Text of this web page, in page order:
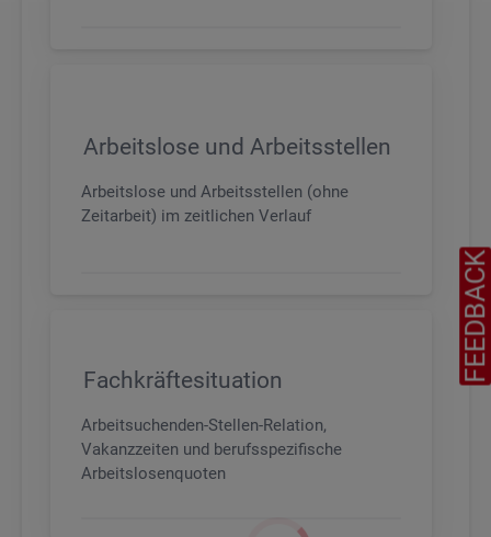
Arbeitslose und Arbeitsstellen
Arbeitslose und Arbeitsstellen (ohne
Zeitarbeit) im zeitlichen Verlauf
Fachkräftesituation
Arbeitsuchenden-Stellen-Relation,
Vakanzzeiten und berufsspezifische
Arbeitslosenquoten
FEEDBACK